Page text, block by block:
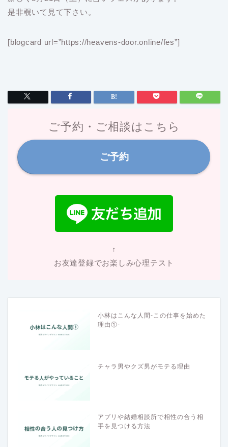
是非覗いて見て下さい。
[blogcard url=”https://heavens-door.online/fes”]
ご予約・ご相談はこちら
ご予約
↑
お友達登録でお楽しみ心理テスト
小林はこんな人間-この仕事を始めた
理由①-
チャラ男やクズ男がモテる理由
アプリや結婚相談所で相性の合う相
手を見つける方法